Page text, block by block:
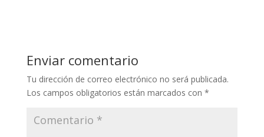
Enviar comentario
Tu dirección de correo electrónico no será publicada.
Los campos obligatorios están marcados con *